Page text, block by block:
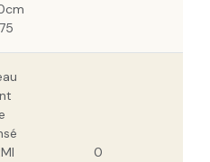
0